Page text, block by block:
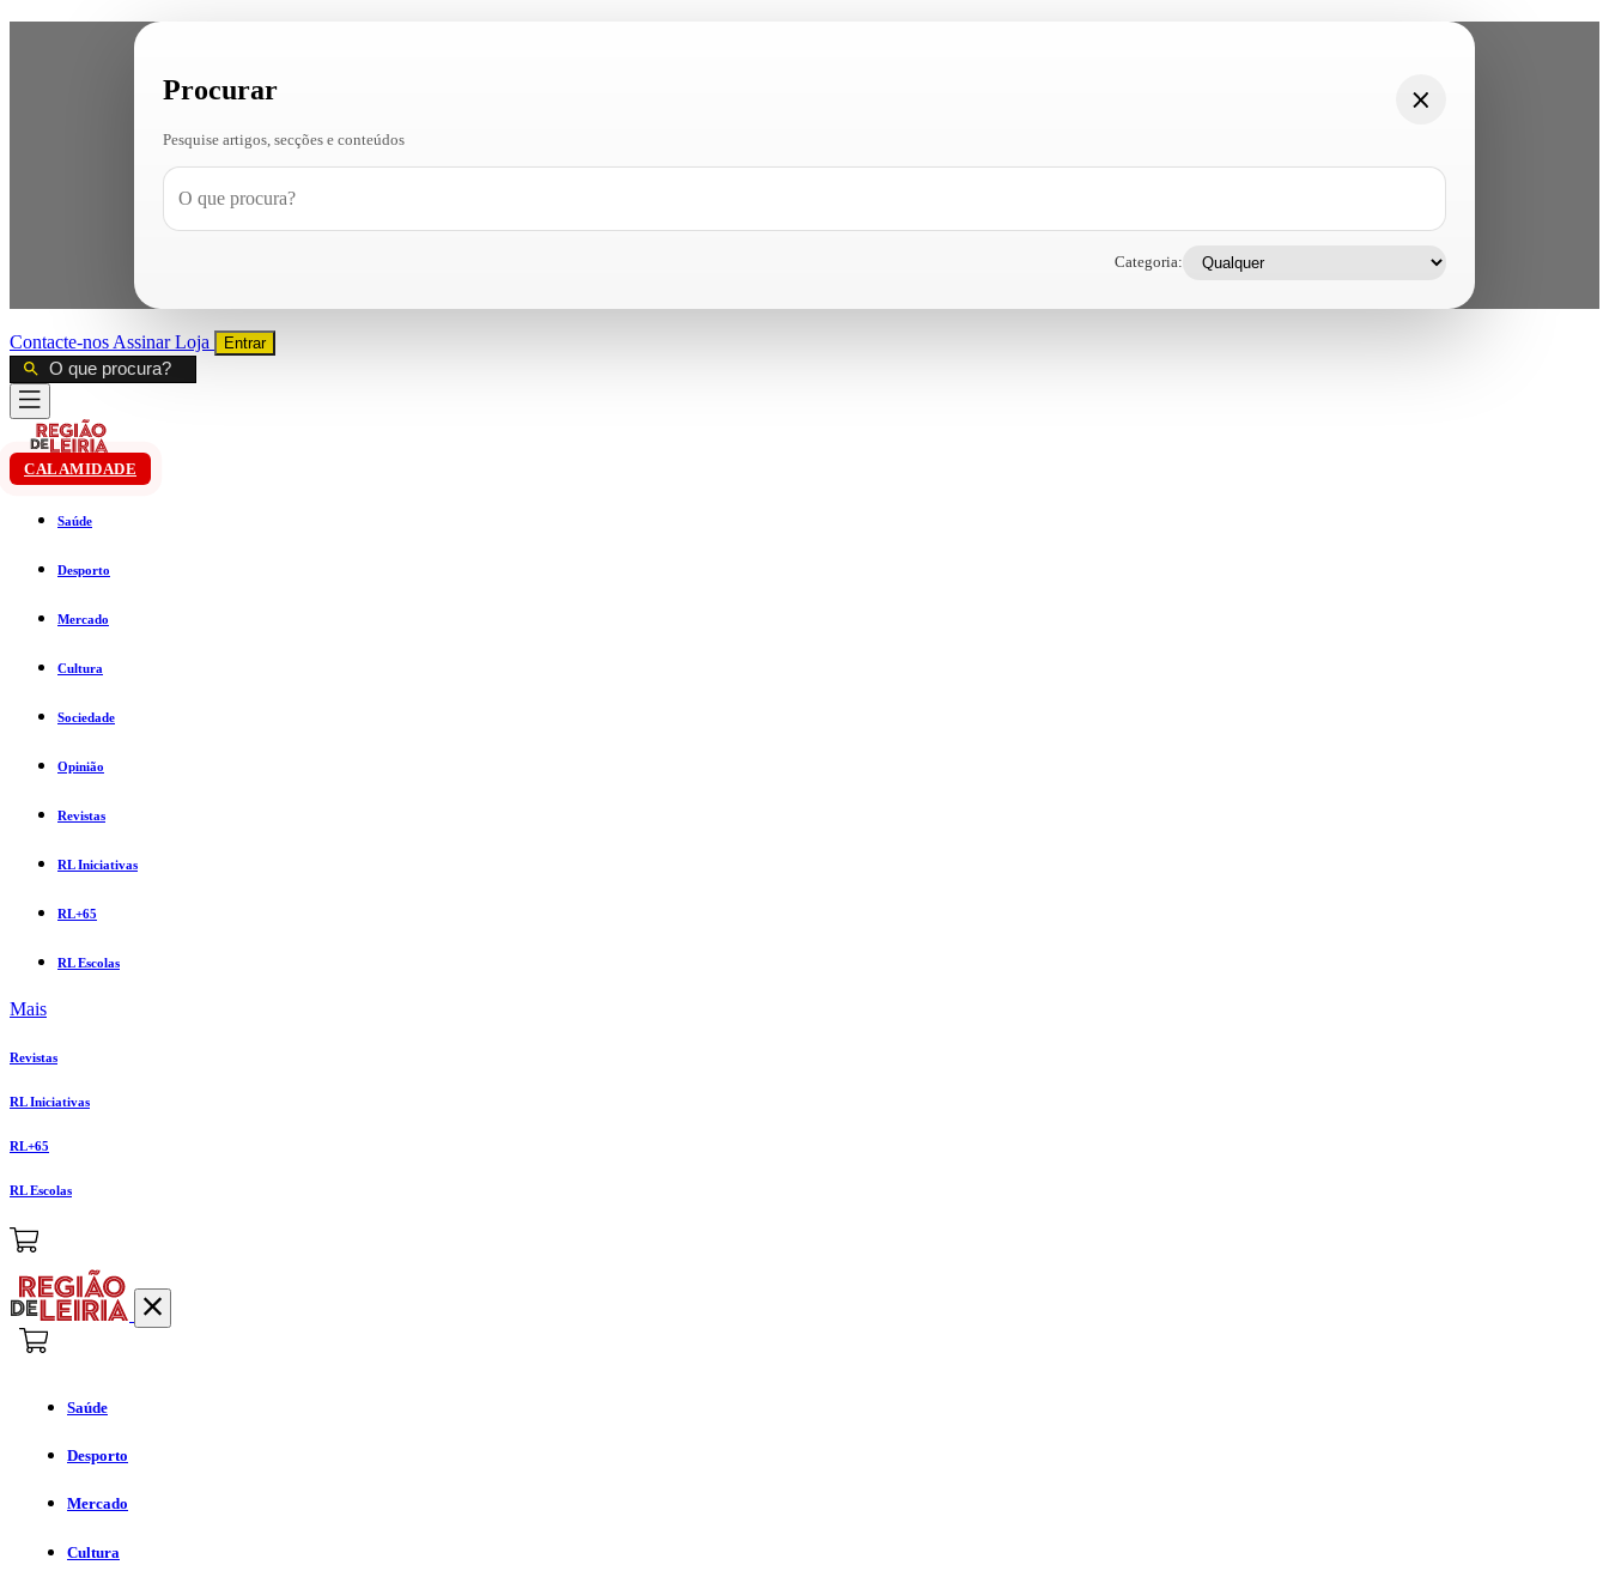
Procurar
Pesquise artigos, secções e conteúdos
Categoria:
Contacte-nos AssinarLoja Entrar
CALAMIDADE
Saúde
Desporto
Mercado
Cultura
Sociedade
Opinião
Revistas
RL Iniciativas
RL+65
RL Escolas
Mais
Revistas
RL Iniciativas
RL+65
RL Escolas
Saúde
Desporto
Mercado
Cultura